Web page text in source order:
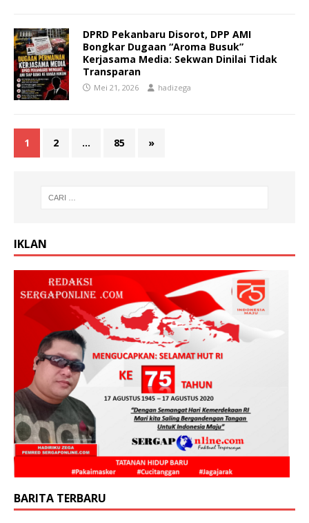
DPRD Pekanbaru Disorot, DPP AMI
Bongkar Dugaan “Aroma Busuk”
Kerjasama Media: Sekwan Dinilai Tidak
Transparan
Mei 21, 2026 hadizega
1 2 … 85 »
IKLAN
BARITA TERBARU